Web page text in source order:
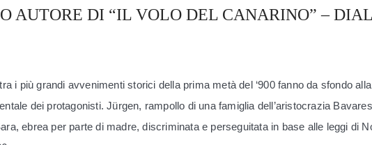
AUTORE DI “IL VOLO DEL CANARINO” –
i più grandi avvenimenti storici della prima metà del ‘900 fanno da sfondo
dei protagonisti. Jürgen, rampollo di una famiglia dell’aristocrazia
ebrea per parte di madre, discriminata e perseguitata in base alle leggi di